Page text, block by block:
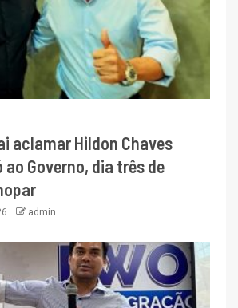
aclamar Hildon Chaves
ao Governo, dia três de
admin